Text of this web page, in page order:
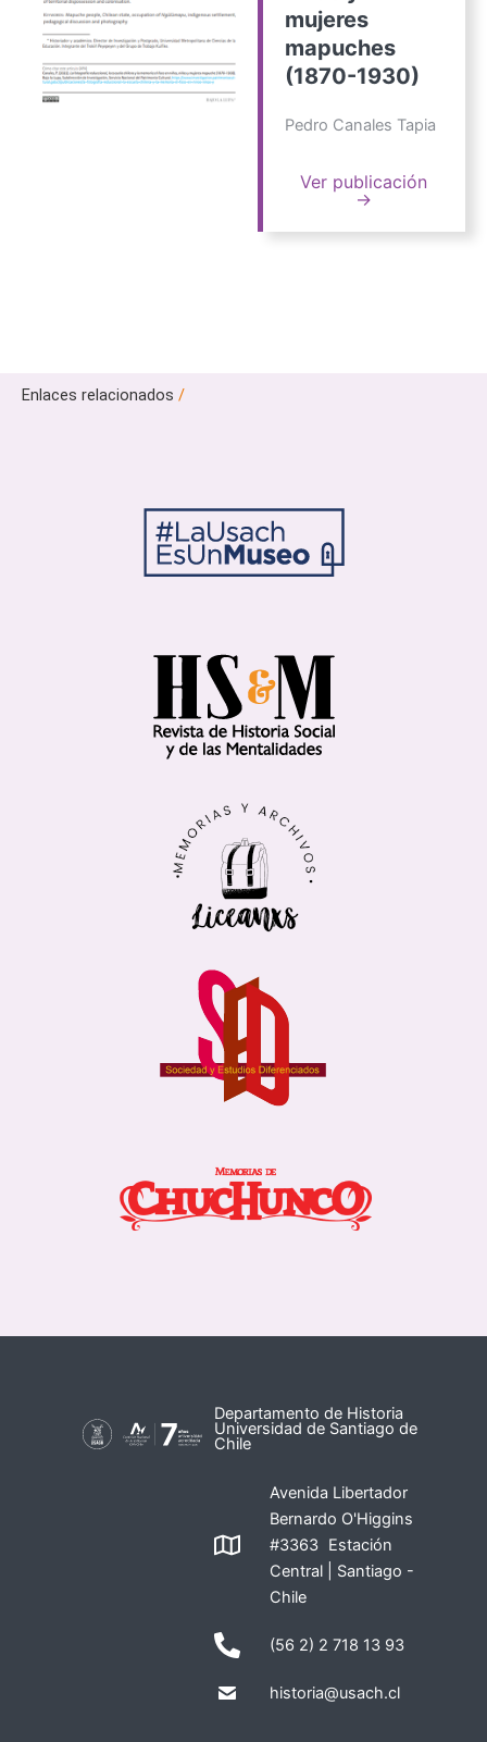
mujeres
mapuches
(1870-1930)
Pedro Canales Tapia
Ver publicación
→
Enlaces relacionados /
Departamento de Historia
Universidad de Santiago de
Chile
Avenida Libertador
Bernardo O'Higgins
#3363 Estación
Central | Santiago -
Chile
(56 2) 2 718 13 93
historia@usach.cl